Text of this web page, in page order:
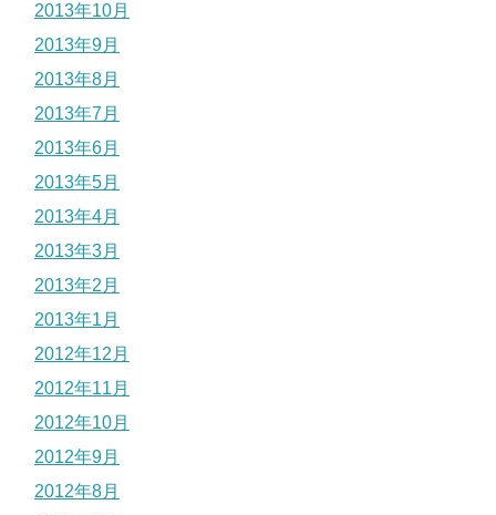
2013年10月
2013年9月
2013年8月
2013年7月
2013年6月
2013年5月
2013年4月
2013年3月
2013年2月
2013年1月
2012年12月
2012年11月
2012年10月
2012年9月
2012年8月